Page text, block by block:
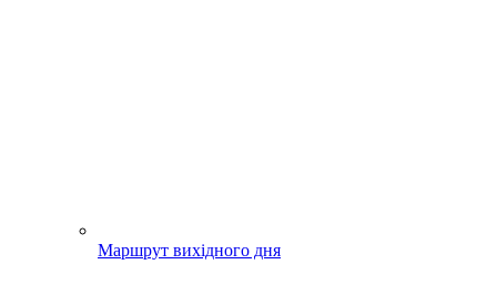
Маршрут вихідного дня